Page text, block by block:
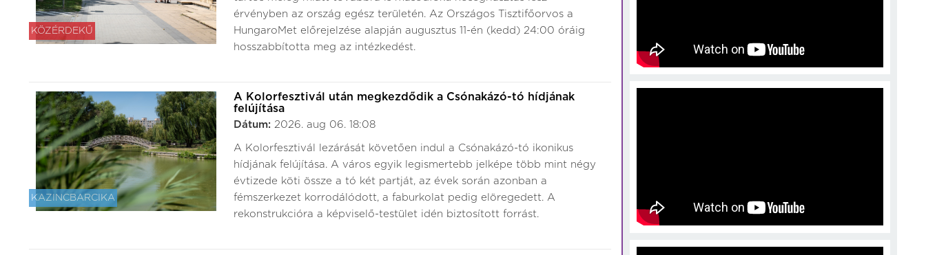
KÖZÉRDEKŰ
érvényben az ország egész területén. Az Országos Tisztifőorvos a
HungaroMet előrejelzése alapján augusztus 11-én (kedd) 24:00 óráig
hosszabbította meg az intézkedést.
KAZINCBARCIKA
A Kolorfesztivál után megkezdődik a Csónakázó-tó hídjának
felújítása
Dátum: 2026. aug 06. 18:08
A Kolorfesztivál lezárását követően indul a Csónakázó-tó ikonikus
hídjának felújítása. A város egyik legismertebb jelképe több mint négy
évtizede köti össze a tó két partját, az évek során azonban a
fémszerkezet korrodálódott, a faburkolat pedig elöregedett. A
rekonstrukcióra a képviselő-testület idén biztosított forrást.